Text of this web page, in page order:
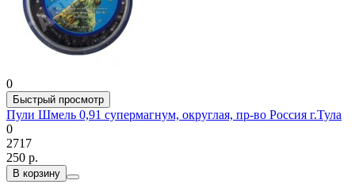
0
Быстрый просмотр
Пули Шмель 0,91 супермагнум, округлая, пр-во Россия г.Тула
0
2717
250 р.
В корзину